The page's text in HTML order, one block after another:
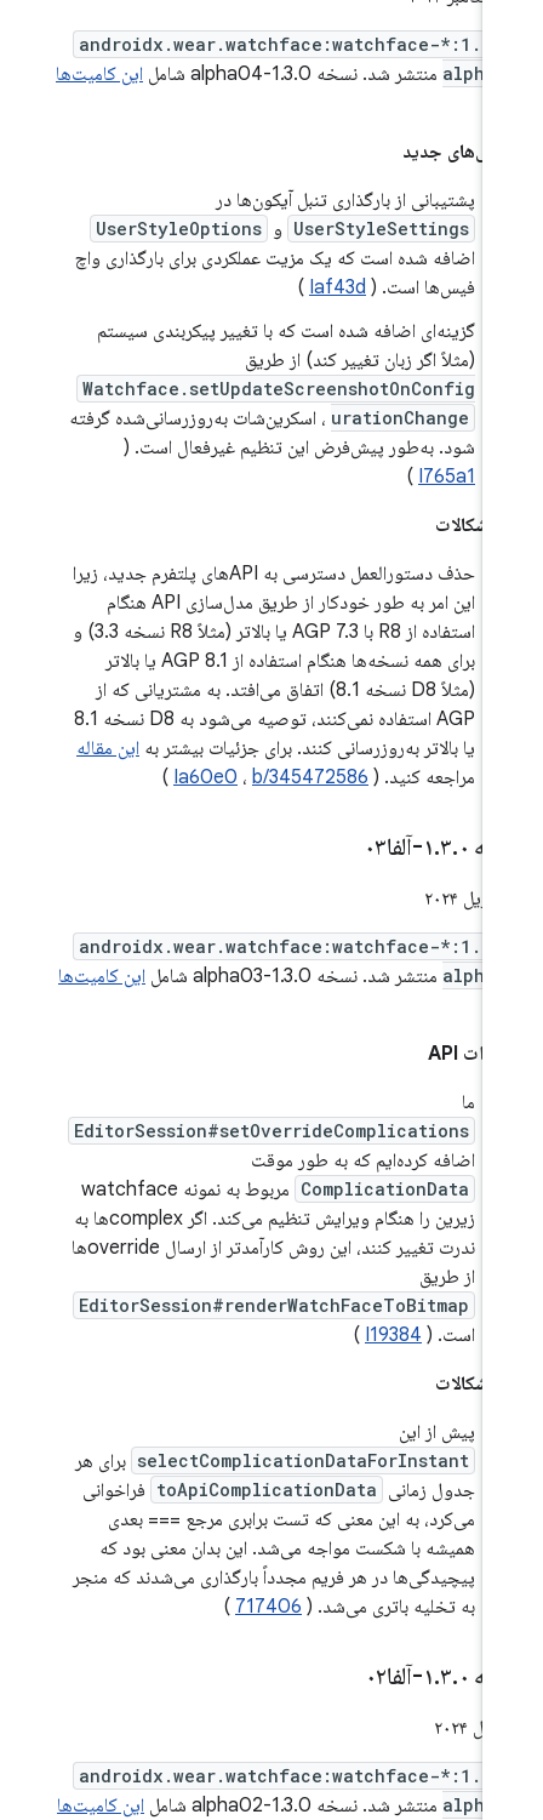
androidx.wear.watchface:watchface-
منتشر شد. نسخه 1.3.0-alpha04 شامل
این کامیت‌ها
جدید
پشتیبانی از بارگذاری تنبل آیکون‌ها در
UserStyleSettings و UserStyleOptions
اضافه شده است که یک مزیت عملکردی برای بارگذاری واچ
فیس‌ها است. (Iaf43d
)
گزینه‌ای اضافه شده است که با تغییر پیکربندی سیستم
(مثلاً اگر زبان تغییر کند) از طریق
Watchface.setUpdateScreenshotOnConfig
urationChange، اسکرین‌شات به‌روزرسانی‌شده گرفته
شود. به‌طور پیش‌فرض این تنظیم غیرفعال است. (
I765a1
)
اشکالات
حذف دستورالعمل دسترسی به APIهای پلتفرم جدید، زیرا
این امر به طور خودکار از طریق مدل‌سازی API هنگام
استفاده از R8 با AGP 7.3 یا بالاتر (مثلاً R8 نسخه 3.3) و
برای همه نسخه‌ها هنگام استفاده از AGP 8.1 یا بالاتر
(مثلاً D8 نسخه 8.1) اتفاق می‌افتد. به مشتریانی که از
AGP استفاده نمی‌کنند، توصیه می‌شود به D8 نسخه 8.1
یا بالاتر به‌روزرسانی کنند. برای جزئیات بیشتر بهاین مقاله
مراجعه کنید. (
Ia60e0،b/345472586
)
.۳
androidx.wear.watchface:watchface-
منتشر شد. نسخه 1.3.0-alpha03 شامل
این کامیت‌ها
EditorSession#setOverrideComplications
اضافه کرده‌ایم که به طور موقت
ComplicationData
مربوط به نمونه watchface
زیرین را هنگام ویرایش تنظیم می‌کند. اگر complexها به
ندرت تغییر کنند، این روش کارآمدتر از ارسال overrideها
از طریق
EditorSession#renderWatchFaceToBitmap
است. (I19384
)
اشکالات
پیش از این
selectComplicationDataForInstant برای هر
جدول زمانی toApiComplicationData فراخوانی
می‌کرد، به این معنی که تست برابری مرجع === بعدی
همیشه با شکست مواجه می‌شد. این بدان معنی بود که
پیچیدگی‌ها در هر فریم مجدداً بارگذاری می‌شدند که منجر
به تخلیه باتری می‌شد. (717406
)
.۳
androidx.wear.watchface:watchface-
منتشر شد. نسخه 1.3.0-alpha02 شامل
این کامیت‌ها